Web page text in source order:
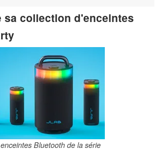
sa collection d'enceintes
Bluetooth de la série